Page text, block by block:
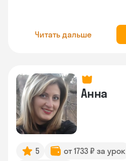
Читать дальше
Анна
5 от 1733 ₽ за урок